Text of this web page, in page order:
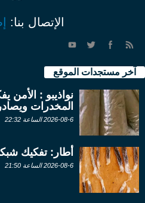
الإتصال بنا:
آخر مستجدات الموقع
نواذيبو : الأمن
المخدرات ويصادر 210 كلغ من الحشيش
2026-08-6 الساعة 22:32
أطار: تفكيك
2026-08-6 الساعة 21:50